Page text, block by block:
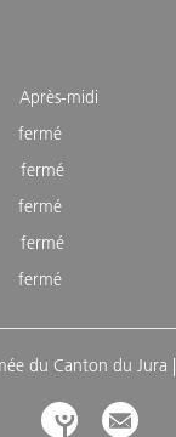
midi
fermé
du Canton du Jura |